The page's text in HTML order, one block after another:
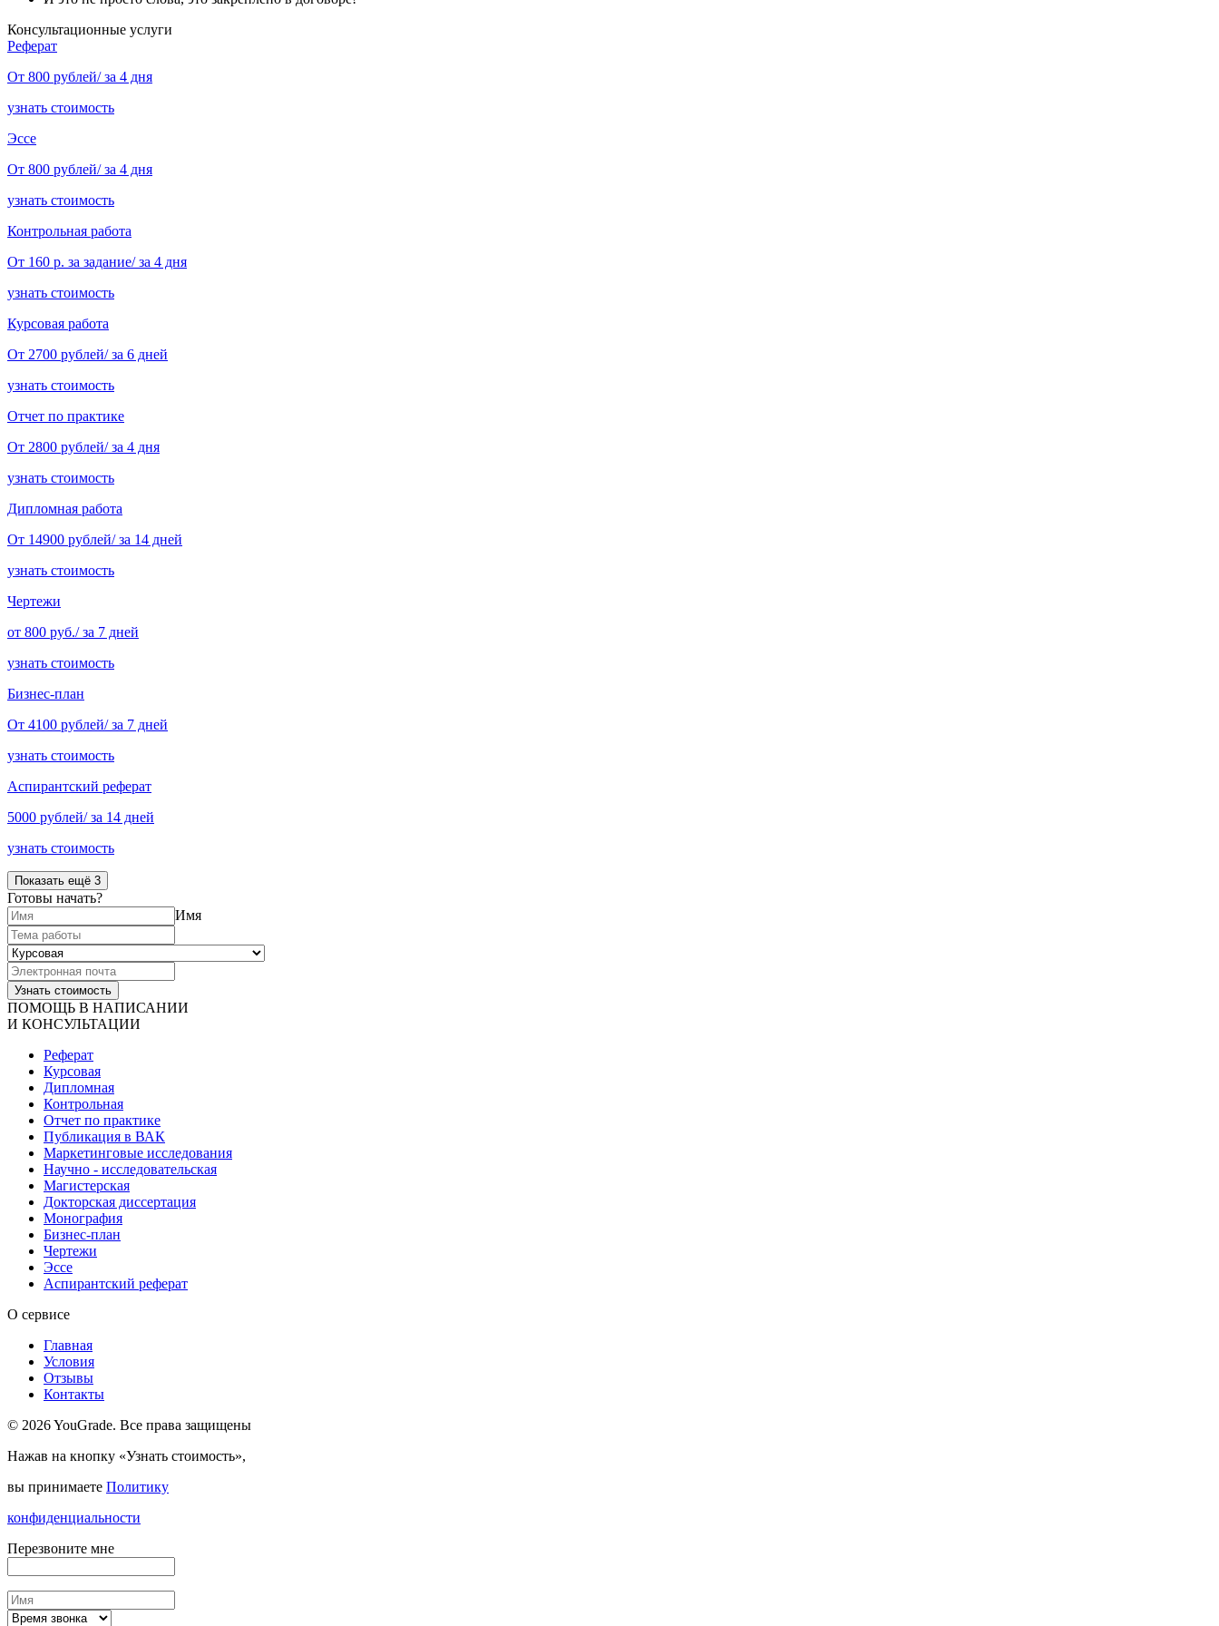
Консультационные услуги
Реферат
От 800 рублей/ за 4 дня
узнать стоимость
Эссе
От 800 рублей/ за 4 дня
узнать стоимость
Контрольная работа
От 160 р. за задание/ за 4 дня
узнать стоимость
Курсовая работа
От 2700 рублей/ за 6 дней
узнать стоимость
Отчет по практике
От 2800 рублей/ за 4 дня
узнать стоимость
Дипломная работа
От 14900 рублей/ за 14 дней
узнать стоимость
Чертежи
от 800 руб./ за 7 дней
узнать стоимость
Бизнес-план
От 4100 рублей/ за 7 дней
узнать стоимость
Аспирантский реферат
5000 рублей/ за 14 дней
узнать стоимость
Показать ещё 3
Готовы начать?
Имя
ПОМОЩЬ В НАПИСАНИИ
И КОНСУЛЬТАЦИИ
Реферат
Курсовая
Дипломная
Контрольная
Отчет по практике
Публикация в ВАК
Маркетинговые исследования
Научно - исследовательская
Магистерская
Докторская диссертация
Монография
Бизнес-план
Чертежи
Эссе
Аспирантский реферат
О сервисе
Главная
Условия
Отзывы
Контакты
© 2026 YouGrade. Все права защищены
Нажав на кнопку «Узнать стоимость»,
вы принимаете Политику
конфиденциальности
Перезвоните мне